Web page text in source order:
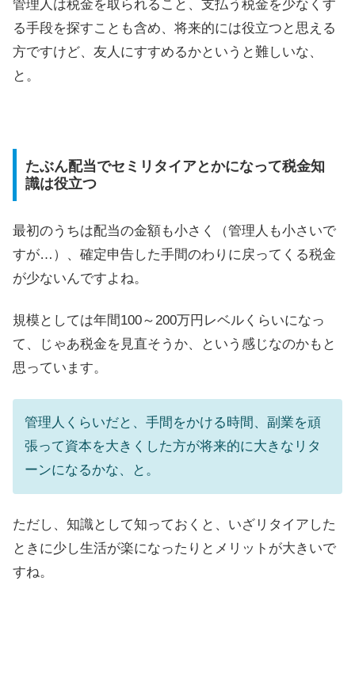
管理人は税金を取られること、支払う税金を少なくす
る手段を探すことも含め、将来的には役立つと思える
方ですけど、友人にすすめるかというと難しいな、
と。
たぶん配当でセミリタイアとかになって税金知
識は役立つ
最初のうちは配当の金額も小さく（管理人も小さいで
すが…）、確定申告した手間のわりに戻ってくる税金
が少ないんですよね。
規模としては年間100～200万円レベルくらいになっ
て、じゃあ税金を見直そうか、という感じなのかもと
思っています。
管理人くらいだと、手間をかける時間、副業を頑
張って資本を大きくした方が将来的に大きなリタ
ーンになるかな、と。
ただし、知識として知っておくと、いざリタイアした
ときに少し生活が楽になったりとメリットが大きいで
すね。